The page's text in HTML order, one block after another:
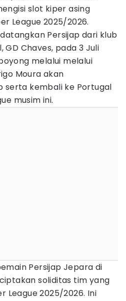
slot kiper asing
League 2025/2026.
Persijap dari klub
GD Chaves, pada 3 Juli
melalui melalui
Moura akan
serta kembali ke Portugal
musim ini.
Persijap Jepara di
soliditas tim yang
League 2025/2026. Ini